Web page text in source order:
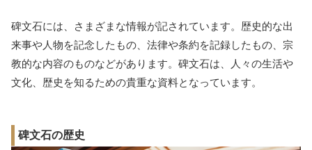
碑文石には、さまざまな情報が記されています。歴史的な出
来事や人物を記念したもの、法律や条約を記録したもの、宗
教的な内容のものなどがあります。碑文石は、人々の生活や
文化、歴史を知るための貴重な資料となっています。
碑文石の歴史